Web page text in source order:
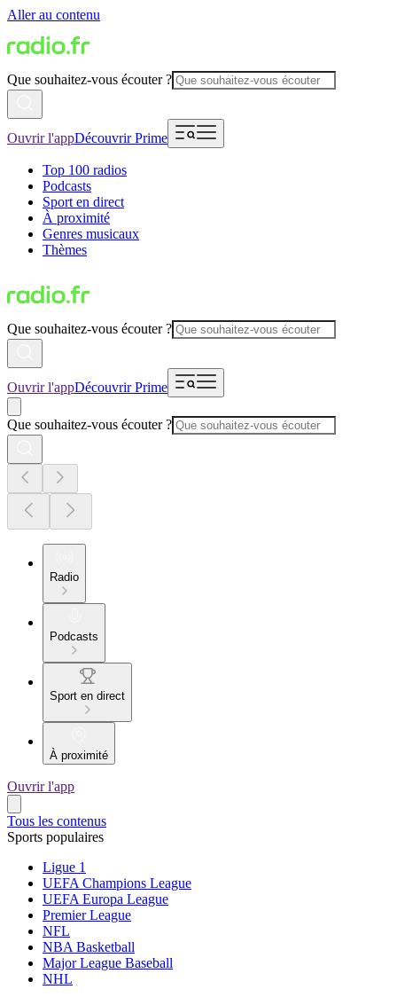
Aller au contenu
Que souhaitez-vous écouter ?
Ouvrir l'appDécouvrir Prime
Top 100 radios
Podcasts
Sport en direct
À proximité
Genres musicaux
Thèmes
Que souhaitez-vous écouter ?
Ouvrir l'appDécouvrir Prime
Que souhaitez-vous écouter ?
Radio
Podcasts
Sport en direct
À proximité
Ouvrir l'app
Tous les contenus
Sports populaires
Ligue 1
UEFA Champions League
UEFA Europa League
Premier League
NFL
NBA Basketball
Major League Baseball
NHL